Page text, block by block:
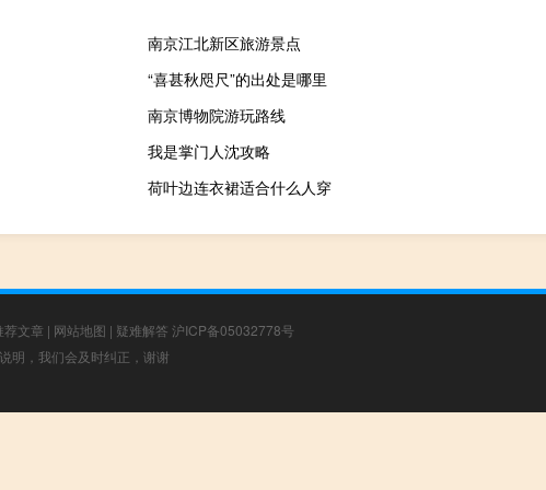
南京江北新区旅游景点
“喜甚秋咫尺”的出处是哪里
南京博物院游玩路线
我是掌门人沈攻略
荷叶边连衣裙适合什么人穿
荐文章 | 网站地图 | 疑难解答 沪ICP备05032778号
明，我们会及时纠正，谢谢